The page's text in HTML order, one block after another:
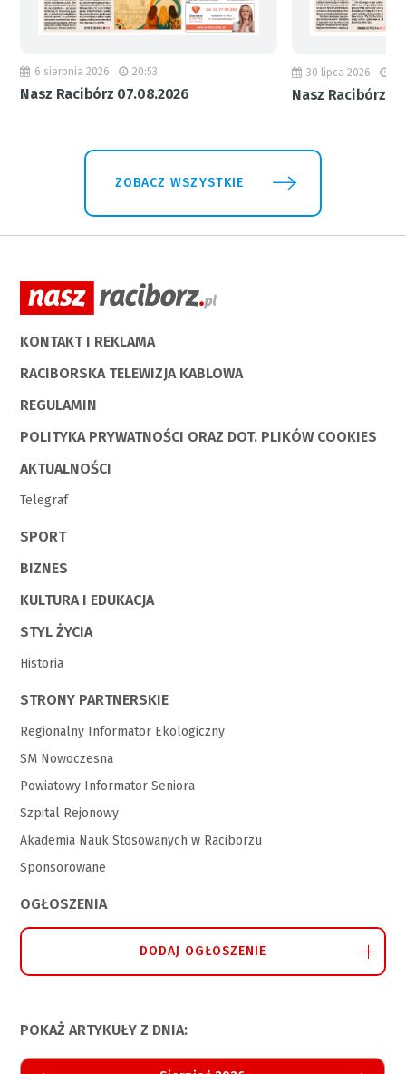
6 sierpnia 2026 20:53
Nasz Racibórz 07.08.2026
30 lipca 2026
Nasz Racibórz
ZOBACZ WSZYSTKIE
KONTAKT I REKLAMA
RACIBORSKA TELEWIZJA KABLOWA
REGULAMIN
POLITYKA PRYWATNOŚCI ORAZ DOT. PLIKÓW COOKIES
AKTUALNOŚCI
Telegraf
SPORT
BIZNES
KULTURA I EDUKACJA
STYL ŻYCIA
Historia
STRONY PARTNERSKIE
Regionalny Informator Ekologiczny
SM Nowoczesna
Powiatowy Informator Seniora
Szpital Rejonowy
Akademia Nauk Stosowanych w Raciborzu
Sponsorowane
OGŁOSZENIA
DODAJ OGŁOSZENIE
POKAŻ ARTYKUŁY Z DNIA: